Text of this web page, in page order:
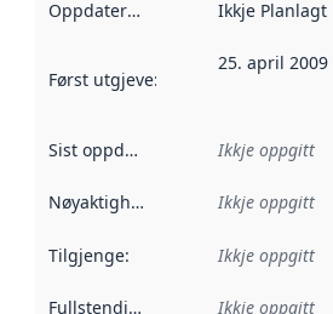
Oppdateringsfrekvens :
Ikkje Planlagt
Først utgjeve: Denne datoen
25. april 2009
Sist oppdatert Ikkje oppgitt
Nøyaktigheit Ikkje oppgitt
Tilgjenge: Ikkje oppgitt
Fullstendigheit Ikkje oppgitt